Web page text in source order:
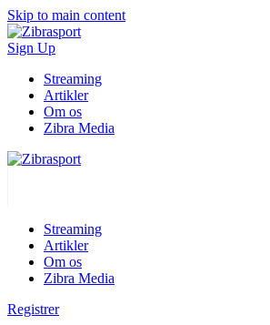
Skip to main content
Sign Up
Streaming
Artikler
Om os
Zibra Media
Streaming
Artikler
Om os
Zibra Media
Registrer